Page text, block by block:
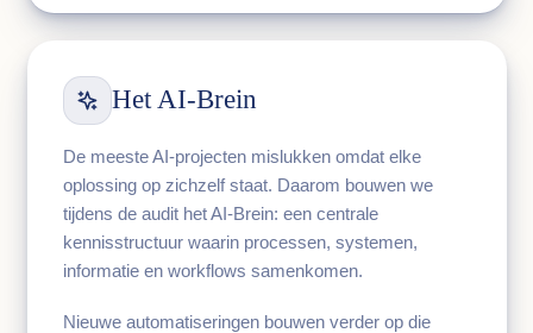
Het AI-Brein
De meeste AI-projecten mislukken omdat elke
oplossing op zichzelf staat. Daarom bouwen we
tijdens de audit het AI-Brein: een centrale
kennisstructuur waarin processen, systemen,
informatie en workflows samenkomen.
Nieuwe automatiseringen bouwen verder op die